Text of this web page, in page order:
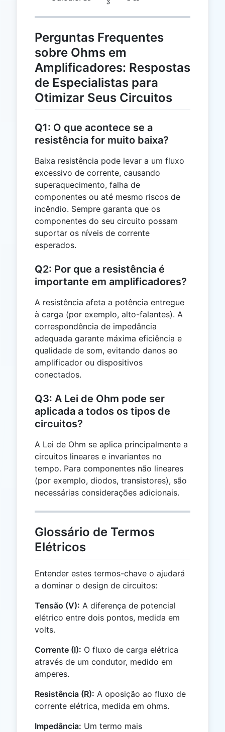
{I}
{3} = 4
3
Perguntas Frequentes
sobre Ohms em
Amplificadores: Respostas
de Especialistas para
Otimizar Seus Circuitos
Q1: O que acontece se a
resistência for muito baixa?
Baixa resistência pode levar a um fluxo
excessivo de corrente, causando
superaquecimento, falha de
componentes ou até mesmo riscos de
incêndio. Sempre garanta que os
componentes do seu circuito possam
suportar os níveis de corrente
esperados.
Q2: Por que a resistência é
importante em amplificadores?
A resistência afeta a potência entregue
à carga (por exemplo, alto-falantes). A
correspondência de impedância
adequada garante máxima eficiência e
qualidade de som, evitando danos ao
amplificador ou dispositivos
conectados.
Q3: A Lei de Ohm pode ser
aplicada a todos os tipos de
circuitos?
A Lei de Ohm se aplica principalmente a
circuitos lineares e invariantes no
tempo. Para componentes não lineares
(por exemplo, diodos, transistores), são
necessárias considerações adicionais.
Glossário de Termos
Elétricos
Entender estes termos-chave o ajudará
a dominar o design de circuitos:
Tensão (V): A diferença de potencial
elétrico entre dois pontos, medida em
volts.
Corrente (I): O fluxo de carga elétrica
através de um condutor, medido em
amperes.
Resistência (R): A oposição ao fluxo de
corrente elétrica, medida em ohms.
Impedância: Um termo mais